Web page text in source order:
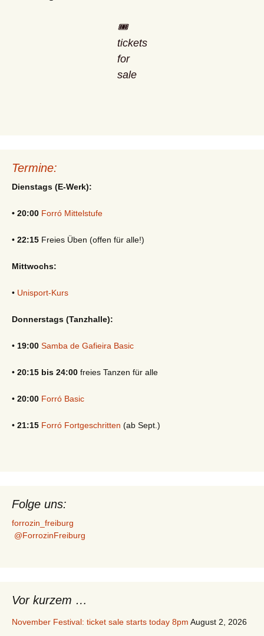
🎟️
tickets
for
sale
Termine:
Dienstags (E-Werk):
• 20:00 Forró Mittelstufe
• 22:15 Freies Üben (offen für alle!)
Mittwochs:
• Unisport-Kurs
Donnerstags (Tanzhalle):
• 19:00 Samba de Gafieira Basic
• 20:15 bis 24:00 freies Tanzen für alle
• 20:00 Forró Basic
• 21:15 Forró Fortgeschritten (ab Sept.)
Folge uns:
forrozin_freiburg
@ForrozinFreiburg
Vor kurzem …
November Festival: ticket sale starts today 8pm August 2, 2026